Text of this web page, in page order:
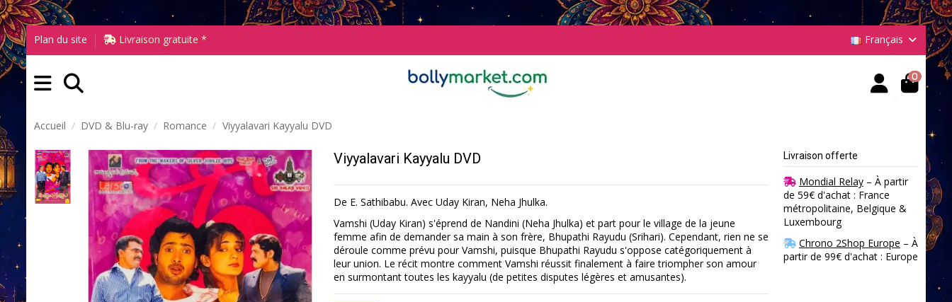
Plan du site Livraison gratuite * Français
0
Accueil DVD & Blu-ray Romance Viyyalavari Kayyalu DVD
Viyyalavari Kayyalu DVD
De E. Sathibabu. Avec Uday Kiran, Neha Jhulka.
Vamshi (Uday Kiran) s'éprend de Nandini (Neha Jhulka) et part pour le village de la jeune
femme afin de demander sa main à son frère, Bhupathi Rayudu (Srihari). Cependant, rien ne se
déroule comme prévu pour Vamshi, puisque Bhupathi Rayudu s'oppose catégoriquement à
leur union. Le récit montre comment Vamshi réussit finalement à faire triompher son amour
en surmontant toutes les kayyalu (de petites disputes légères et amusantes).
Livraison offerte
Mondial Relay– À partir
de 59€ d'achat : France
métropolitaine, Belgique &
Luxembourg
Chrono 2Shop Europe – À
partir de 99€ d'achat : Europe